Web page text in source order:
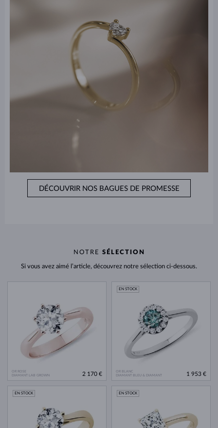
DÉCOUVRIR NOS BAGUES DE PROMESSE
NOTRE SÉLECTION
Si vous avez aimé l’article, découvrez notre sélection ci-dessous.
OR ROSE
DIAMANT LAB GROWN
2 170 €
OR BLANC
DIAMANT BLEU & DIAMANT
EN STOCK
1 953 €
EN STOCK EN STOCK